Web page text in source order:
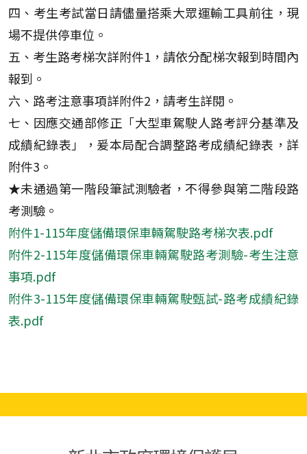
四、考生考試當日請儘量搭乘大眾運輸工具前往，現
場不提供停車位。
五、考生路考梯次詳附件1，請依分配梯次報到時間內
報到。
六、路考注意事項詳附件2，請考生詳閱。
七、因應交通部修正「大型車駕駛人路考評分基準及
成績紀錄表」，爰本局配合調整路考成績紀錄表，詳
附件3。
★未通過第一階段筆試測驗者，不得參與第二階段路
考測驗。
附件1-115年度儲備環保車輛駕駛路考梯次表.pdf
附件2-115年度儲備環保車輛駕駛路考測驗-考生注意
事項.pdf
附件3-115年度儲備環保車輛駕駛甄試-路考成績紀錄
表.pdf